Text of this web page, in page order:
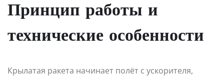
Принцип работы и
технические особенности
Крылатая ракета начинает полёт с ускорителя,